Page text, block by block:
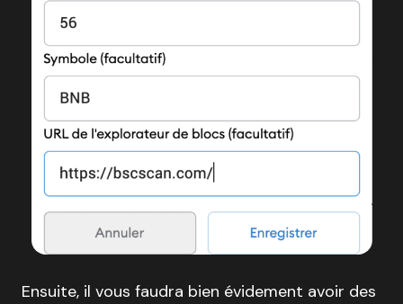
Ensuite, il vous faudra bien évidement avoir des